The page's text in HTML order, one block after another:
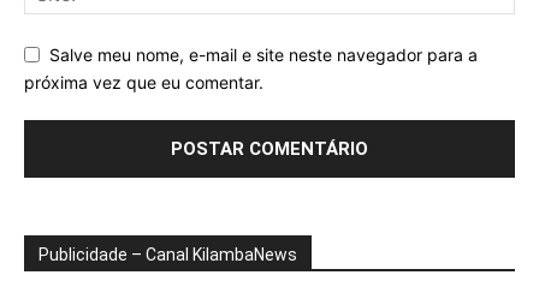
Salve meu nome, e-mail e site neste navegador para a
próxima vez que eu comentar.
Publicidade – Canal KilambaNews